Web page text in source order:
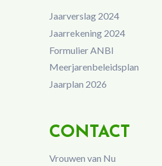
Jaarverslag 2024
Jaarrekening 2024
Formulier ANBI
Meerjarenbeleidsplan
Jaarplan 2026
CONTACT
Vrouwen van Nu